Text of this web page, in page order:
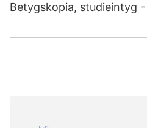
Betygskopia, studieintyg